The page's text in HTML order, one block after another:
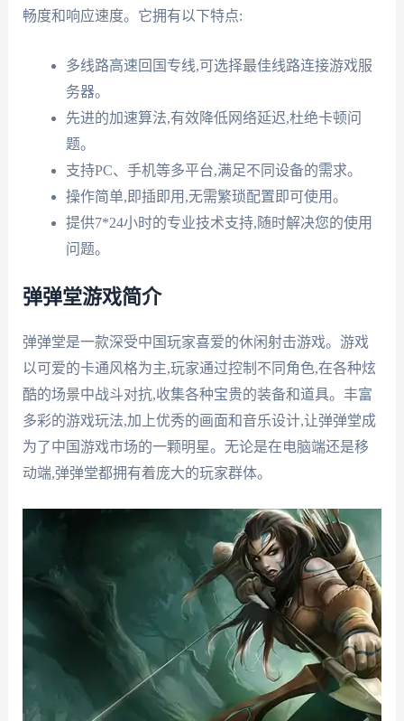
畅度和响应速度。它拥有以下特点:
多线路高速回国专线,可选择最佳线路连接游戏服
务器。
先进的加速算法,有效降低网络延迟,杜绝卡顿问
题。
支持PC、手机等多平台,满足不同设备的需求。
操作简单,即插即用,无需繁琐配置即可使用。
提供7*24小时的专业技术支持,随时解决您的使用
问题。
弹弹堂游戏简介
弹弹堂是一款深受中国玩家喜爱的休闲射击游戏。游戏
以可爱的卡通风格为主,玩家通过控制不同角色,在各种炫
酷的场景中战斗对抗,收集各种宝贵的装备和道具。丰富
多彩的游戏玩法,加上优秀的画面和音乐设计,让弹弹堂成
为了中国游戏市场的一颗明星。无论是在电脑端还是移
动端,弹弹堂都拥有着庞大的玩家群体。